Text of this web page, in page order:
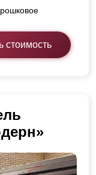
стоимость